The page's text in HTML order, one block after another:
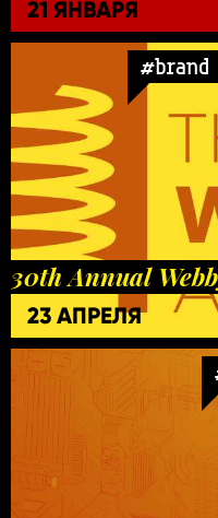
21 ЯНВАРЯ
#brand
30th Annual
23 АПРЕЛЯ